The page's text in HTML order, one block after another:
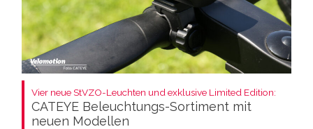
Vier neue StVZO-Leuchten und exklusive Limited Edition:
CATEYE Beleuchtungs-Sortiment mit
neuen Modellen